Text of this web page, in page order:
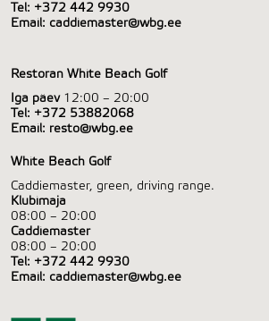
Tel: +372 442 9930
Email: caddiemaster@wbg.ee
Restoran White Beach Golf
Iga päev 12:00 – 20:00
Tel: +372 53882068
Email: resto@wbg.ee
White Beach Golf
Caddiemaster, green, driving range.
Klubimaja
08:00 – 20:00
Caddiemaster
08:00 – 20:00
Tel: +372 442 9930
Email: caddiemaster@wbg.ee